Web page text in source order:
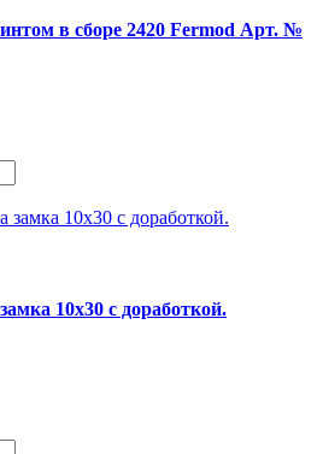
в сборе 2420 Fermod Арт. №
10х30 с доработкой.